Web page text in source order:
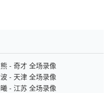
- 奇才 全场录像
- 天津 全场录像
- 江苏 全场录像